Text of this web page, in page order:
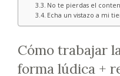
No te pierdas el
Echa un vistazo a mi
Cómo trabajar
forma lúdica +